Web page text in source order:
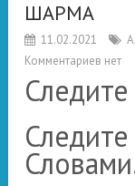
ШАРМА
11.02.2021
Комментариев нет